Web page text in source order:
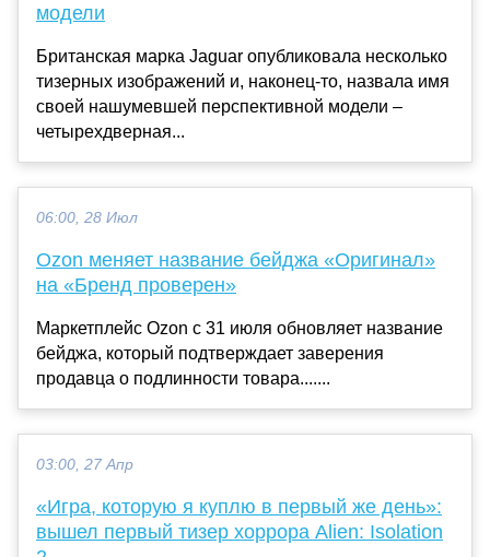
модели
Британская марка Jaguar опубликовала несколько
тизерных изображений и, наконец-то, назвала имя
своей нашумевшей перспективной модели –
четырехдверная...
06:00, 28 Июл
Ozon меняет название бейджа «Оригинал»
на «Бренд проверен»
Маркетплейс Ozon с 31 июля обновляет название
бейджа, который подтверждает заверения
продавца о подлинности товара.......
03:00, 27 Апр
«Игра, которую я куплю в первый же день»:
вышел первый тизер хоррора Alien: Isolation